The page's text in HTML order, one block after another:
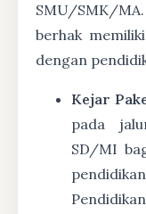
SMU/SMK/
berhak
dengan
Kejar
pada
SD/MI